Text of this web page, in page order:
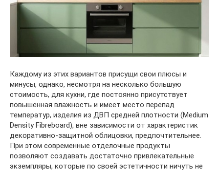
Каждому из этих вариантов присущи свои плюсы и
минусы, однако, несмотря на несколько большую
стоимость, для кухни, где постоянно присутствует
повышенная влажность и имеет место перепад
температур, изделия из ДВП средней плотности (Medium
Density Fibreboard), вне зависимости от характеристик
декоративно-защитной облицовки, предпочтительнее.
При этом современные отделочные продукты
позволяют создавать достаточно привлекательные
экземпляры, которые по своей эстетичности ничуть не